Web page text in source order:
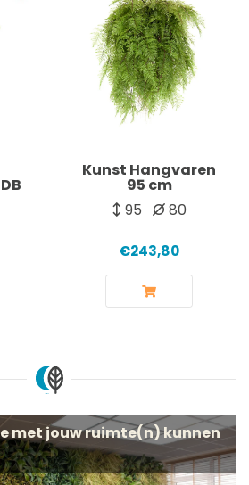
Kunst Hangvaren
95 cm
95
80
€243,80
met jouw ruimte(n) kunnen